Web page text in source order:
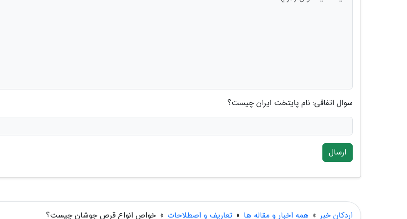
سوال اتفاقی: نام پایتخت ایران چیست؟
ارسال
اردکان خبر » همه اخبار و مقاله ها » تعاریف و اصطلاحات » خواص انواع قرص جوشان چیست؟